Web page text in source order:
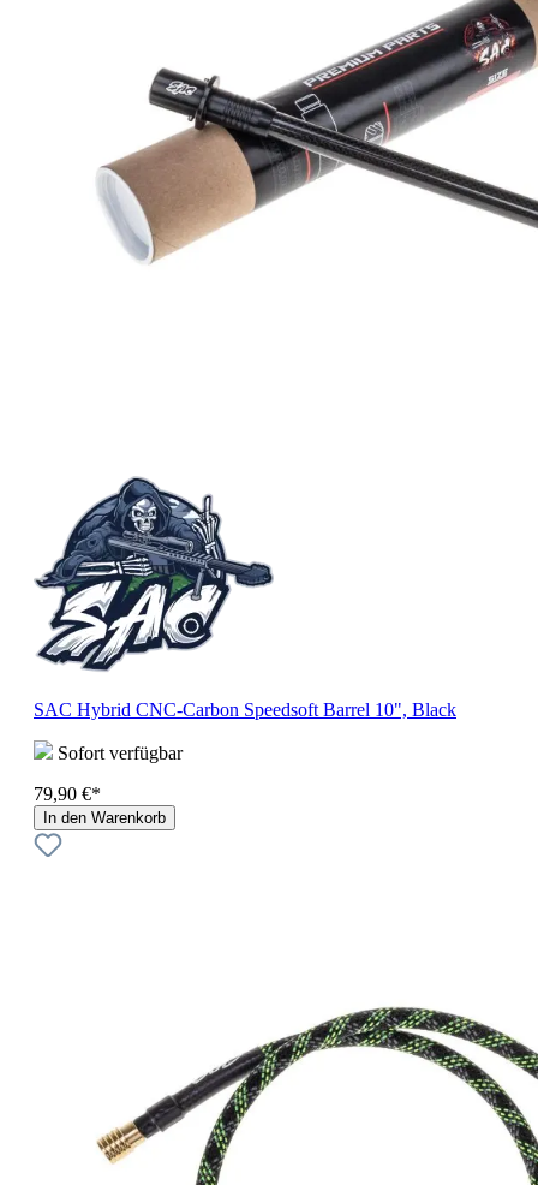
SAC Hybrid CNC-Carbon Speedsoft Barrel 10", Black
Sofort verfügbar
79,90 €*
In den Warenkorb